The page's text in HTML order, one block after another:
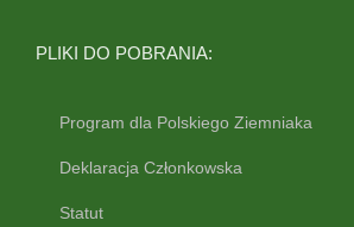
PLIKI DO POBRANIA:
Program dla Polskiego Ziemniaka
Deklaracja Członkowska
Statut